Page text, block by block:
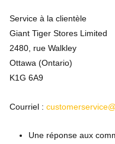
Service à la clientèle
Giant Tiger Stores Limited
2480, rue Walkley
Ottawa (Ontario)
K1G 6A9
Courriel :
Une réponse aux